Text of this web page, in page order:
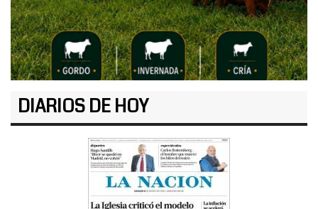
DIARIOS DE HOY